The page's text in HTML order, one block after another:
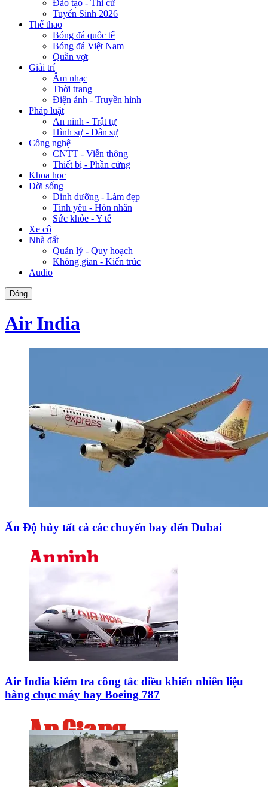
Đào tạo - Thi cử
Tuyển Sinh 2026
Thể thao
Bóng đá quốc tế
Bóng đá Việt Nam
Quần vợt
Giải trí
Âm nhạc
Thời trang
Điện ảnh - Truyền hình
Pháp luật
An ninh - Trật tự
Hình sự - Dân sự
Công nghệ
CNTT - Viễn thông
Thiết bị - Phần cứng
Khoa học
Đời sống
Dinh dưỡng - Làm đẹp
Tình yêu - Hôn nhân
Sức khỏe - Y tế
Xe cộ
Nhà đất
Quản lý - Quy hoạch
Không gian - Kiến trúc
Audio
Đóng
Air India
Ấn Độ hủy tất cả các chuyến bay đến Dubai
Air India kiểm tra công tắc điều khiển nhiên liệu
hàng chục máy bay Boeing 787